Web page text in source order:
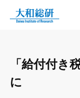
「給付付き
に